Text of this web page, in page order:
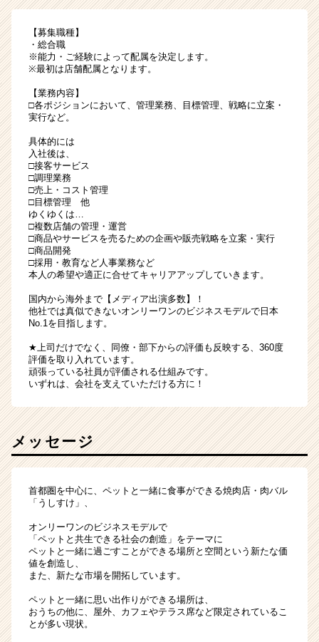
【募集職種】
・総合職
※能力・ご経験によって配属を決定します。
※最初は店舗配属となります。
【業務内容】
□各ポジションにおいて、管理業務、目標管理、戦略に立案・
実行など。
具体的には
入社後は、
□接客サービス
□調理業務
□売上・コスト管理
□目標管理 他
ゆくゆくは…
□複数店舗の管理・運営
□商品やサービスを売るための企画や販売戦略を立案・実行
□商品開発
□採用・教育など人事業務など
本人の希望や適正に合せてキャリアアップしていきます。
国内から海外まで【メディア出演多数】！
他社では真似できないオンリーワンのビジネスモデルで日本
No.1を目指します。
★上司だけでなく、同僚・部下からの評価も反映する、360度
評価を取り入れています。
頑張っている社員が評価される仕組みです。
いずれは、会社を支えていただける方に！
メッセージ
首都圏を中心に、ペットと一緒に食事ができる焼肉店・肉バル
「うしすけ」、
オンリーワンのビジネスモデルで
「ペットと共生できる社会の創造」をテーマに
ペットと一緒に過ごすことができる場所と空間という新たな価
値を創造し、
また、新たな市場を開拓しています。
ペットと一緒に思い出作りができる場所は、
おうちの他に、屋外、カフェやテラス席など限定されているこ
とが多い現状。